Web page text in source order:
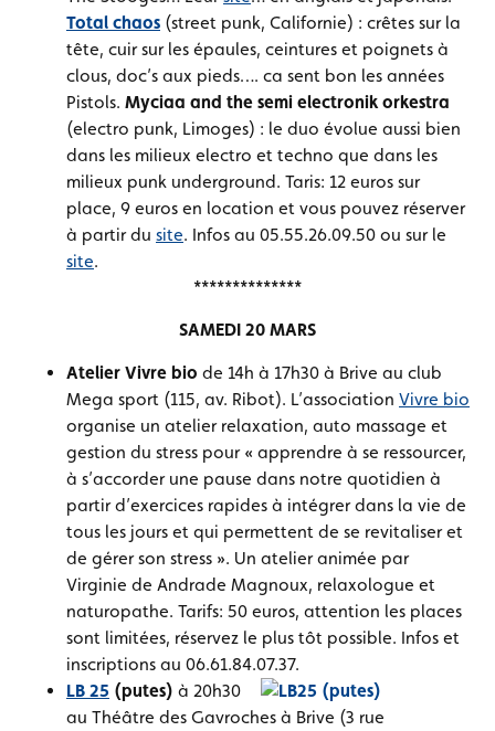
Total chaos (street punk, Californie) : crêtes sur la
tête, cuir sur les épaules, ceintures et poignets à
clous, doc’s aux pieds…. ca sent bon les années
Pistols. Myciaa and the semi electronik orkestra
(electro punk, Limoges) : le duo évolue aussi bien
dans les milieux electro et techno que dans les
milieux punk underground. Taris: 12 euros sur
place, 9 euros en location et vous pouvez réserver
à partir du site. Infos au 05.55.26.09.50 ou sur le
site.
**************
SAMEDI 20 MARS
Atelier Vivre bio de 14h à 17h30 à Brive au club
Mega sport (115, av. Ribot). L’association Vivre bio
organise un atelier relaxation, auto massage et
gestion du stress pour « apprendre à se ressourcer,
à s’accorder une pause dans notre quotidien à
partir d’exercices rapides à intégrer dans la vie de
tous les jours et qui permettent de se revitaliser et
de gérer son stress ». Un atelier animée par
Virginie de Andrade Magnoux, relaxologue et
naturopathe. Tarifs: 50 euros, attention les places
sont limitées, réservez le plus tôt possible. Infos et
inscriptions au 06.61.84.07.37.
LB 25 (putes) à 20h30
au Théâtre des Gavroches à Brive (3 rue